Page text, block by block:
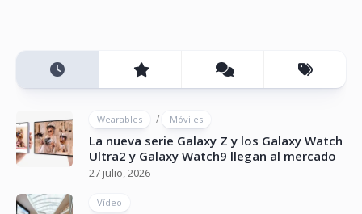
Wearables / Móviles
La nueva serie Galaxy Z y los Galaxy Watch
Ultra2 y Galaxy Watch9 llegan al mercado
27 julio, 2026
Vídeo